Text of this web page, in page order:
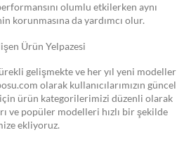
olumlu etkilerken aynı
korunmasına da yardımcı olur.
Ürün Yelpazesi
gelişmekte ve her yıl yeni modeller
olarak kullanıcılarımızın güncel
ürün kategorilerimizi düzenli olarak
ve popüler modelleri hızlı bir şekilde
ekliyoruz.